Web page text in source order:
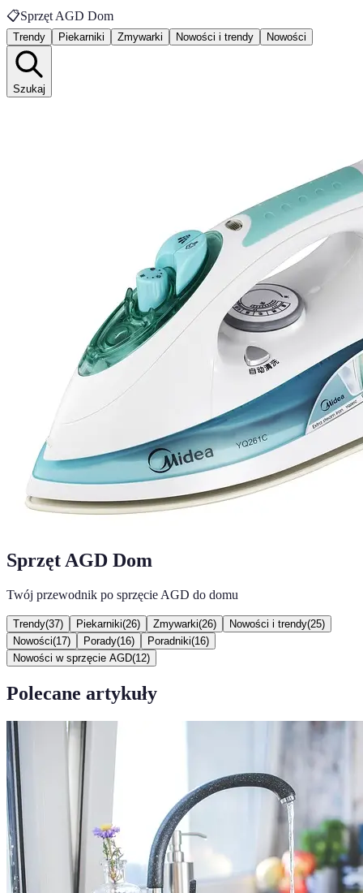
📋Sprzęt AGD Dom
Trendy Piekarniki Zmywarki Nowości i trendy Nowości
Szukaj
Sprzęt AGD Dom
Twój przewodnik po sprzęcie AGD do domu
Trendy(37) Piekarniki(26) Zmywarki(26) Nowości i trendy(25)
Nowości(17) Porady(16) Poradniki(16)
Nowości w sprzęcie AGD(12)
Polecane artykuły